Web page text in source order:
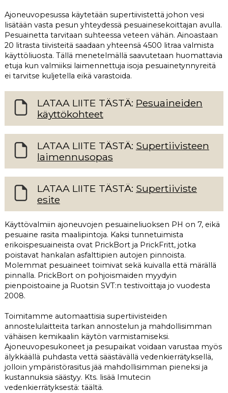
Ajoneuvopesussa käytetään supertiivistettä johon vesi
lisätään vasta pesun yhteydessä pesuainesekoittajan avulla.
Pesuainetta tarvitaan suhteessa veteen vähän. Ainoastaan
20 litrasta tiivisteitä saadaan yhteensä 4500 litraa valmista
käyttöliuosta. Tällä menetelmällä saavutetaan huomattavia
etuja kun valmiiksi laimennettuja isoja pesuainetynnyreitä
ei tarvitse kuljetella eikä varastoida.
LATAA LIITE TÄSTÄ: Pesuaineiden
käyttökohteet
LATAA LIITE TÄSTÄ: Supertiivisteen
laimennusopas
LATAA LIITE TÄSTÄ: Supertiiviste
esite
Käyttövalmiin ajoneuvojen pesuaineliuoksen PH on 7, eikä
pesuaine rasita maalipintoja. Kaksi tunnetuimista
erikoispesuaineista ovat PrickBort ja PrickFritt, jotka
poistavat hankalan asfalttipien autojen pinnoista.
Molemmat pesuaineet toimivat sekä kuivalla että märällä
pinnalla. PrickBort on pohjoismaiden myydyin
pienpoistoaine ja Ruotsin SVT:n testivoittaja jo vuodesta
2008.
Toimitamme automaattisia supertiivisteiden
annostelulaitteita tarkan annostelun ja mahdollisimman
vähäisen kemikaalin käytön varmistamiseksi.
Ajoneuvopesukoneet ja pesupaikat voidaan varustaa myös
älykkäällä puhdasta vettä säästävällä vedenkierrätyksellä,
jolloin ympäristörasitus jää mahdollisimman pieneksi ja
kustannuksia säästyy. Kts. lisää Imutecin
vedenkierrätyksestä: täältä.